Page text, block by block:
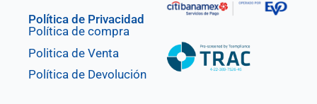
Política de Privacidad
Política de compra
Politica de Venta
Política de Devolución